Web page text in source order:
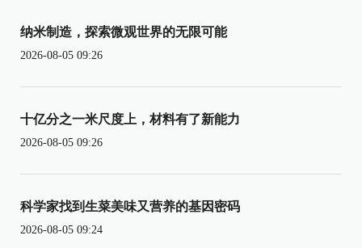
纳米制造，探索微观世界的无限可能
2026-08-05 09:26
十亿分之一米尺度上，材料有了新能力
2026-08-05 09:26
科学家找到生菜美味又营养的基因密码
2026-08-05 09:24